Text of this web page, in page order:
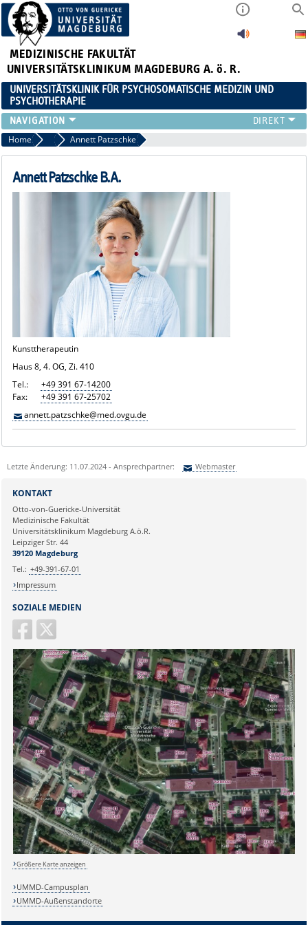
MEDIZINISCHE FAKULTÄT
UNIVERSITÄTSKLINIKUM MAGDEBURG A. ö. R.
UNIVERSITÄTSKLINIK FÜR PSYCHOSOMATISCHE MEDIZIN UND
PSYCHOTHERAPIE
FÜR PATIENTEN
TEAM
ZUWEISER
Home Spezialtherapeuten
Annett Patzschke
Annett Patzschke B.A.
Kunsttherapeutin
Haus 8, 4. OG, Zi. 410
Tel.:
+49 391 67-14200
Fax:
+49 391 67-25702
annett.patzschke@med.ovgu.de
Letzte Änderung: 11.07.2024 - Ansprechpartner: Webmaster
Ihre E-Mailadresse:
Ihr Anliegen:
Sicherheitsabfrage:
SOZIALE MEDIEN
KONTAKT
Otto-von-Guericke-Universität
Medizinische Fakultät
Universitätsklinikum Magdeburg A.ö.R.
Leipziger Str. 44
39120 Magdeburg
Tel.: +49-391-67-01
Impressum
Größere Karte anzeigen
UMMD-Campusplan
UMMD-Außenstandorte